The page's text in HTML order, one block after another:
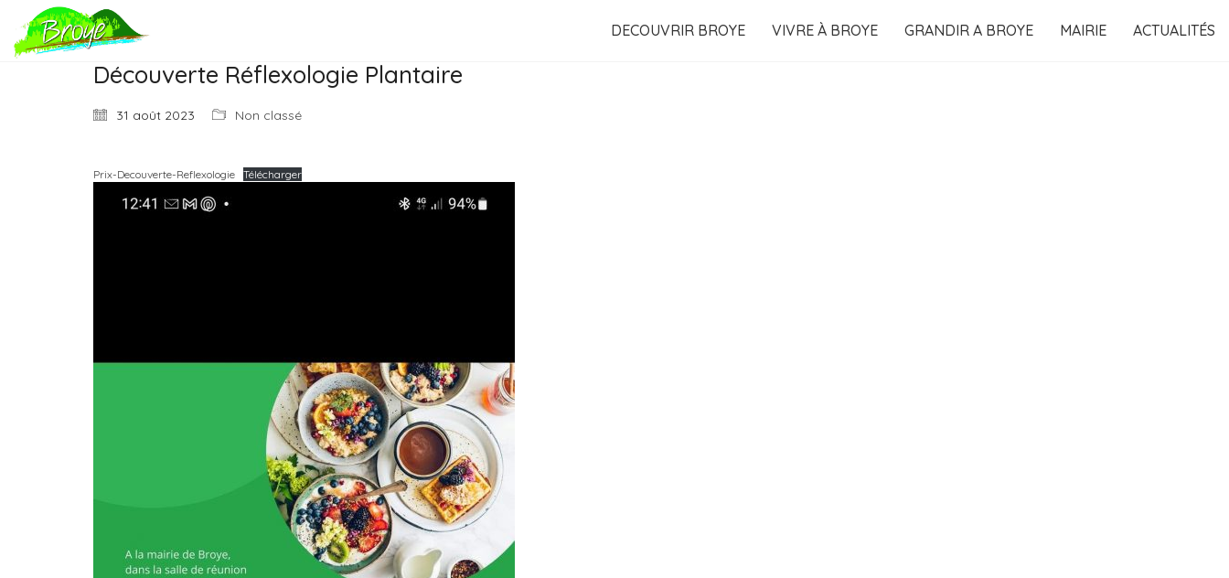
DECOUVRIR BROYE VIVRE À BROYE GRANDIR A BROYE MAIRIE ACTUALITÉS
Découverte Réflexologie Plantaire
31 août 2023 Non classé
Prix-Decouverte-Reflexologie Télécharger